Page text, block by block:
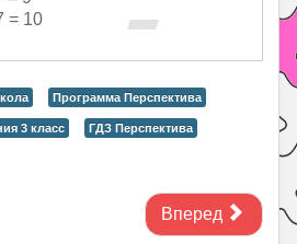
= 10
Программа Перспектива
3 класс ГДЗ Перспектива
Вперед